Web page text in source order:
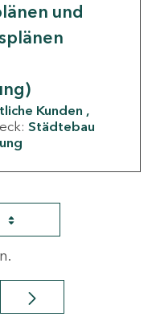
und
Kunden
Städtebau